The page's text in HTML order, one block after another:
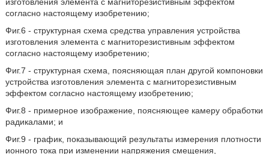
изготовления элемента с магниторезистивным эффектом
согласно настоящему изобретению;
Фиг.6 - структурная схема средства управления устройства
изготовления элемента с магниторезистивным эффектом
согласно настоящему изобретению;
Фиг.7 - структурная схема, поясняющая план другой компоновки
устройства изготовления элемента с магниторезистивным
эффектом согласно настоящему изобретению;
Фиг.8 - примерное изображение, поясняющее камеру обработки
радикалами; и
Фиг.9 - график, показывающий результаты измерения плотности
ионного тока при изменении напряжения смещения,